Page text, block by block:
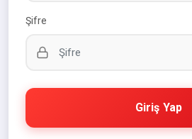
Şifre
Giriş Yap